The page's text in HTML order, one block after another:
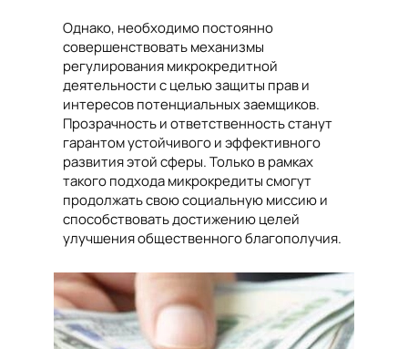
Однако, необходимо постоянно
совершенствовать механизмы
регулирования микрокредитной
деятельности с целью защиты прав и
интересов потенциальных заемщиков.
Прозрачность и ответственность станут
гарантом устойчивого и эффективного
развития этой сферы. Только в рамках
такого подхода микрокредиты смогут
продолжать свою социальную миссию и
способствовать достижению целей
улучшения общественного благополучия.